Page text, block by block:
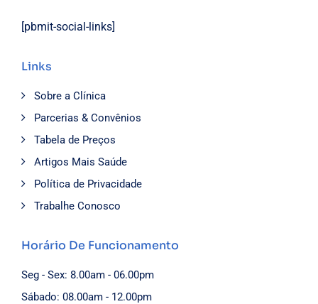
[pbmit-social-links]
Links
Sobre a Clínica
Parcerias & Convênios
Tabela de Preços
Artigos Mais Saúde
Política de Privacidade
Trabalhe Conosco
Horário De Funcionamento
Seg - Sex: 8.00am - 06.00pm
Sábado: 08.00am - 12.00pm